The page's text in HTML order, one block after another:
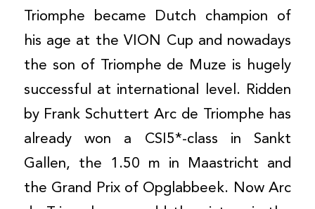
Triomphe became Dutch champion of
his age at the VION Cup and nowadays
the son of Triomphe de Muze is hugely
successful at international level. Ridden
by Frank Schuttert Arc de Triomphe has
already won a CSI5*-class in Sankt
Gallen, the 1.50 m in Maastricht and
the Grand Prix of Opglabbeek. Now Arc